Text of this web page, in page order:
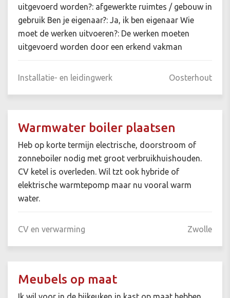
uitgevoerd worden?: afgewerkte ruimtes / gebouw in
gebruik Ben je eigenaar?: Ja, ik ben eigenaar Wie
moet de werken uitvoeren?: De werken moeten
uitgevoerd worden door een erkend vakman
Installatie- en leidingwerk Oosterhout
Warmwater boiler plaatsen
Heb op korte termijn electrische, doorstroom of
zonneboiler nodig met groot verbruikhuishouden.
CV ketel is overleden. Wil tzt ook hybride of
elektrische warmtepomp maar nu vooral warm
water.
CV en verwarming Zwolle
Meubels op maat